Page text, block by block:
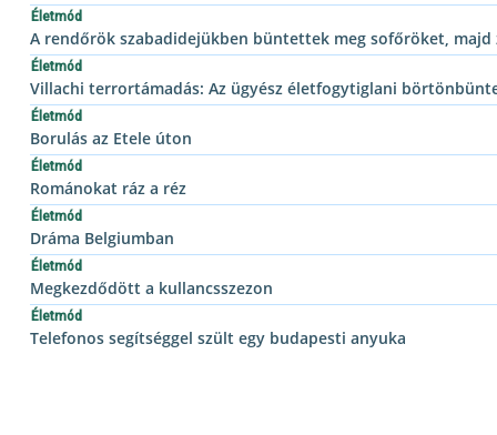
Életmód
A rendőrök szabadidejükben büntettek meg sofőröket, majd
Életmód
Villachi terrortámadás: Az ügyész életfogytiglani
Életmód
Borulás az Etele úton
Életmód
Románokat ráz a réz
Életmód
Dráma Belgiumban
Életmód
Megkezdődött a kullancsszezon
Életmód
Telefonos segítséggel szült egy budapesti anyuka